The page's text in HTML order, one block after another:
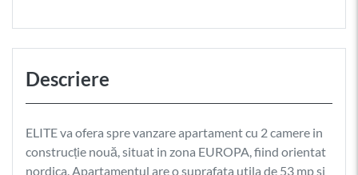
Descriere
ELITE va ofera spre vanzare apartament cu 2 camere in
construcție nouă, situat in zona EUROPA, fiind orientat
nordica. Apartamentul are o suprafata utila de 53 mp si